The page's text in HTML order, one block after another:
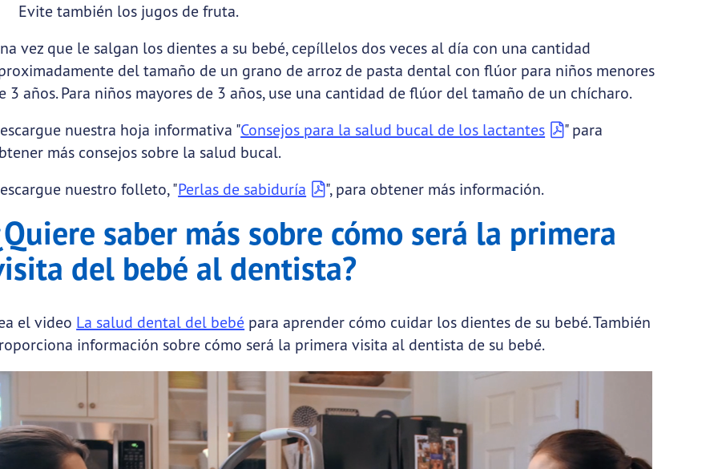
Evite también los jugos de fruta.
vez que le salgan los dientes a su bebé, cepíllelos dos veces al día con una cantidad
del tamaño de un grano de arroz de pasta dental con flúor para niños menores
3 años. Para niños mayores de 3 años, use una cantidad de flúor del tamaño de un chícharo.
nuestra hoja informativa "Consejos para la salud bucal de los lactantes
" para
más consejos sobre la salud bucal.
nuestro folleto, "Perlas de sabiduría ", para obtener más información.
saber más sobre cómo será la primera
del bebé al dentista?
el video La salud dental del bebé para aprender cómo cuidar los dientes de su bebé. También
información sobre cómo será la primera visita al dentista de su bebé.